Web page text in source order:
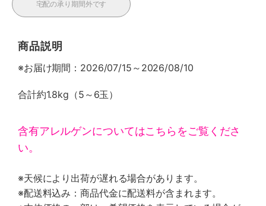
宅配の承り期間外です
商品説明
※お届け期間：2026/07/15～2026/08/10
合計約1.8kg（5～6玉）
含有アレルゲンについてはこちらをご覧くださ
い。
※天候により出荷が遅れる場合があります。
※配送料込み：商品代金に配送料が含まれます。